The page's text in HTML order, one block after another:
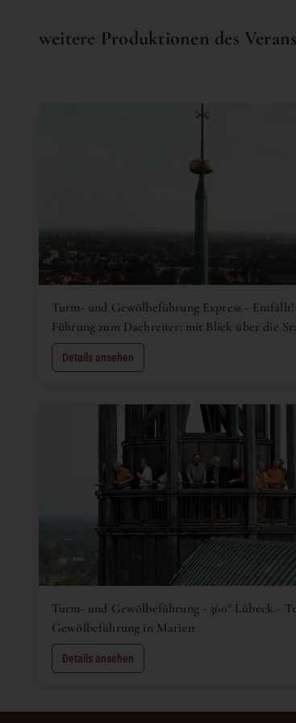
weitere Produktionen des
Turm- und Gewölbeführung Express - Entfällt!
Führung zum Dachreiter: mit Blick über die
Details ansehen
Turm- und Gewölbeführung - 360° Lübeck -
Gewölbeführung in Marien
Details ansehen